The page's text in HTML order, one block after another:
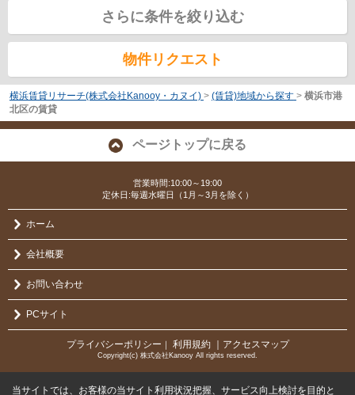
さらに条件を絞り込む
物件リクエスト
横浜賃貸リサーチ(株式会社Kanooy・カヌイ) > (賃貸)地域から探す > 横浜市港
北区の賃貸
ページトップに戻る
営業時間:10:00～19:00
定休日:毎週水曜日（1月～3月を除く）
ホーム
会社概要
お問い合わせ
PCサイト
プライバシーポリシー ｜ 利用規約 ｜アクセスマップ
Copyright(c) 株式会社Kanooy All rights reserved.
当サイトでは、お客様の当サイト利用状況把握、サービス向上検討を目的と